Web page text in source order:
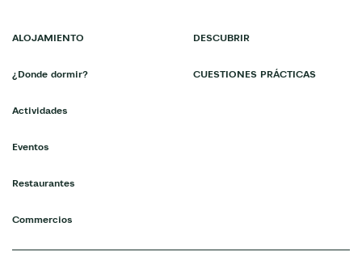
ALOJAMIENTO
¿Donde dormir?
Actividades
Eventos
Restaurantes
Commercios
DESCUBRIR
CUESTIONES PRÁCTICAS